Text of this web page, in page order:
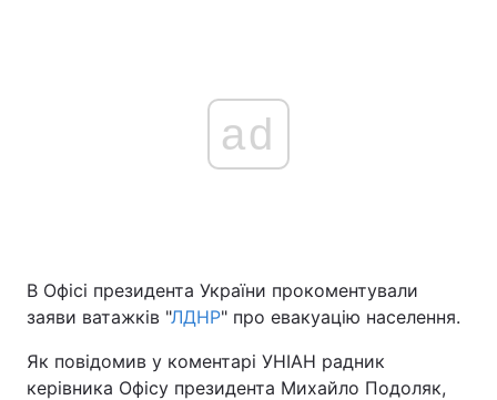
Україна Політика
Спорт Наука
ad
В Офісі президента України прокоментували
заяви ватажків "ЛДНР" про евакуацію населення.
Як повідомив у коментарі УНІАН радник
керівника Офісу президента Михайло Подоляк,